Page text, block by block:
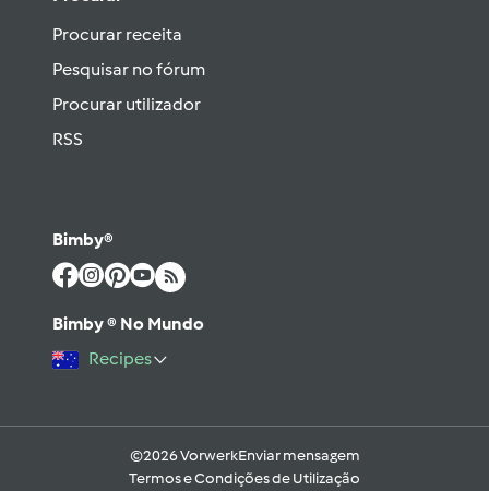
Procurar receita
Pesquisar no fórum
Procurar utilizador
RSS
Bimby®
Bimby ® No Mundo
Recipes
©2026 VorwerkEnviar mensagem
Termos e Condições de Utilização